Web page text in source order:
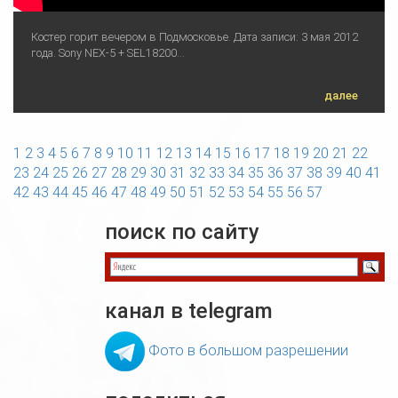
Костер горит вечером в Подмосковье. Дата записи: 3 мая 2012
года. Sony NEX-5 + SEL18200...
далее
1 2 3 4 5 6 7 8 9 10 11 12 13 14 15 16 17 18 19 20 21 22
23 24 25 26 27 28 29 30 31 32 33 34 35 36 37 38 39 40 41
42 43 44 45 46 47 48 49 50 51 52 53 54 55 56 57
поиск по сайту
канал в telegram
Фото в большом разрешении